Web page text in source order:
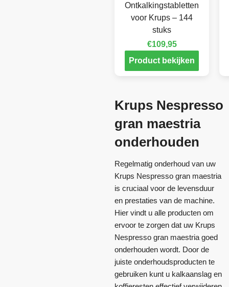
Ontkalkingstabletten
voor Krups – 144
stuks
€109,95
Product bekijken
Krups Nespresso
gran maestria
onderhouden
Regelmatig onderhoud van uw
Krups Nespresso gran maestria
is cruciaal voor de levensduur
en prestaties van de machine.
Hier vindt u alle producten om
ervoor te zorgen dat uw Krups
Nespresso gran maestria goed
onderhouden wordt. Door de
juiste onderhoudsproducten te
gebruiken kunt u kalkaanslag en